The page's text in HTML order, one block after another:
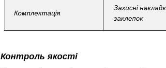
Комплектація
Захисні
заклепок
Контроль якості